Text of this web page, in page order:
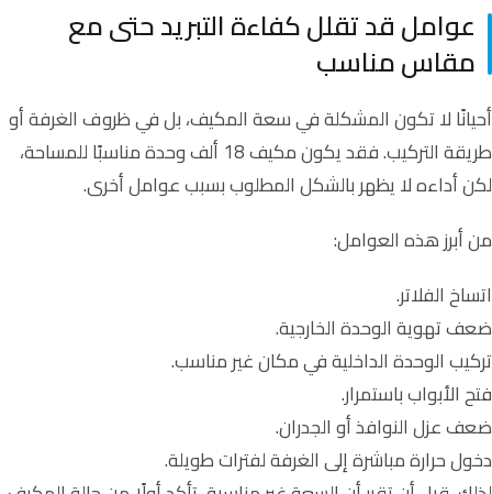
عوامل قد تقلل كفاءة التبريد حتى مع
مقاس مناسب
أحيانًا لا تكون المشكلة في سعة المكيف، بل في ظروف الغرفة أو
طريقة التركيب. فقد يكون مكيف 18 ألف وحدة مناسبًا للمساحة،
لكن أداءه لا يظهر بالشكل المطلوب بسبب عوامل أخرى.
من أبرز هذه العوامل:
اتساخ الفلاتر.
ضعف تهوية الوحدة الخارجية.
تركيب الوحدة الداخلية في مكان غير مناسب.
فتح الأبواب باستمرار.
ضعف عزل النوافذ أو الجدران.
دخول حرارة مباشرة إلى الغرفة لفترات طويلة.